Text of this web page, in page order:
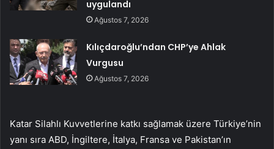
uygulandı
Ağustos 7, 2026
Kılıçdaroğlu’ndan CHP’ye Ahlak
Vurgusu
Ağustos 7, 2026
Katar Silahlı Kuvvetlerine katkı sağlamak üzere Türkiye’nin
yanı sıra ABD, İngiltere, İtalya, Fransa ve Pakistan’ın